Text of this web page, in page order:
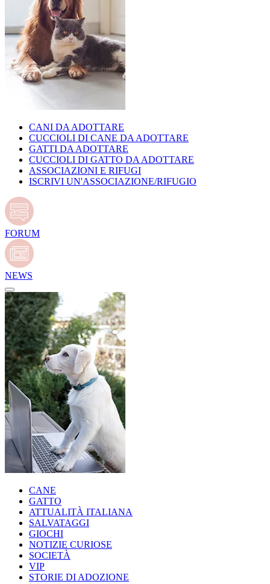
CANI DA ADOTTARE
CUCCIOLI DI CANE DA ADOTTARE
GATTI DA ADOTTARE
CUCCIOLI DI GATTO DA ADOTTARE
ASSOCIAZIONI E RIFUGI
ISCRIVI UN'ASSOCIAZIONE/RIFUGIO
FORUM
NEWS
CANE
GATTO
ATTUALITÀ ITALIANA
SALVATAGGI
GIOCHI
NOTIZIE CURIOSE
SOCIETÀ
VIP
STORIE DI ADOZIONE